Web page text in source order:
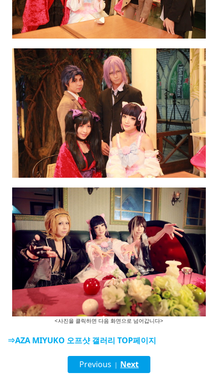
<사진을 클릭하면 다음 화면으로 넘어갑니다>
⇒AZA MIYUKO 오프샷 갤러리 TOP페이지
Previous | Next